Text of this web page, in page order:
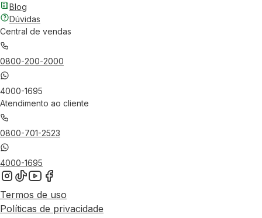
Blog
Dúvidas
Central de vendas
0800-200-2000
4000-1695
Atendimento ao cliente
0800-701-2523
4000-1695
Termos de uso
Políticas de privacidade